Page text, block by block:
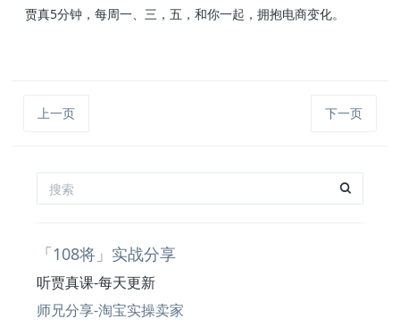
贾真5分钟，每周一、三，五，和你一起，拥抱电商变化。
上一页 下一页
「108将」实战分享
听贾真课-每天更新
师兄分享-淘宝实操卖家